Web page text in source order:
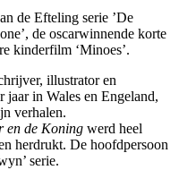
de Efteling serie ’De
de oscarwinnende korte
kinderfilm ‘Minoes’.
illustrator en
jaar in Wales en Engeland,
verhalen.
en de Koning werd heel
herdrukt. De hoofdpersoon
serie.